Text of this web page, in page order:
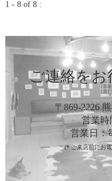
1 - 8 of 8 :
ご連絡を
〒869-2226
営業時
営業日：
(* ご来店前にお